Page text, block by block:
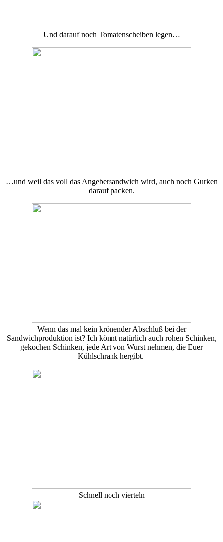
Und darauf noch Tomatenscheiben legen…
…und weil das voll das Angebersandwich wird, auch noch Gurken
darauf packen.
Wenn das mal kein krönender Abschluß bei der
Sandwichproduktion ist? Ich könnt natürlich auch rohen Schinken,
gekochen Schinken, jede Art von Wurst nehmen, die Euer
Kühlschrank hergibt.
Schnell noch vierteln